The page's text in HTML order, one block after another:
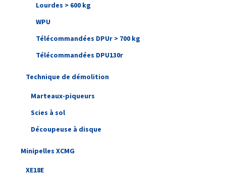
Lourdes > 600 kg
WPU
Télécommandées DPUr > 700 kg
Télécommandées DPU130r
Technique de démolition
Marteaux-piqueurs
Scies à sol
Découpeuse à disque
Minipelles XCMG
XE18E